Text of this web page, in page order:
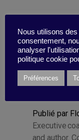
Publié par
Executive
and author.
Nous utilisons
consentement,
analyser
politique cookie
Préférences